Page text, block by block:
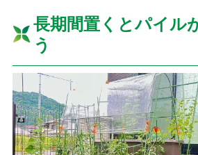
長期間置くとパイル
う